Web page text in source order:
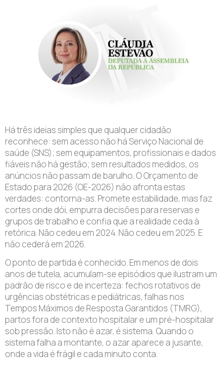
Há três ideias simples que qualquer cidadão
reconhece: sem acesso não há Serviço Nacional de
saúde (SNS); sem equipamentos, profissionais e dados
fiáveis não há gestão; sem resultados medidos, os
anúncios não passam de barulho. O Orçamento de
Estado para 2026 (OE-2026) não afronta estas
verdades: contorna-as. Promete estabilidade, mas faz
cortes onde dói, empurra decisões para reservas e
grupos de trabalho e confia que a realidade ceda à
retórica. Não cedeu em 2024. Não cedeu em 2025. E
não cederá em 2026.
O ponto de partida é conhecido. Em menos de dois
anos de tutela, acumulam-se episódios que ilustram um
padrão de risco e de incerteza: fechos rotativos de
urgências obstétricas e pediátricas, falhas nos
Tempos Máximos de Resposta Garantidos (TMRG),
partos fora de contexto hospitalar e um pré-hospitalar
sob pressão. Isto não é azar, é sistema. Quando o
sistema falha a montante, o azar aparece a jusante,
onde a vida é frágil e cada minuto conta.